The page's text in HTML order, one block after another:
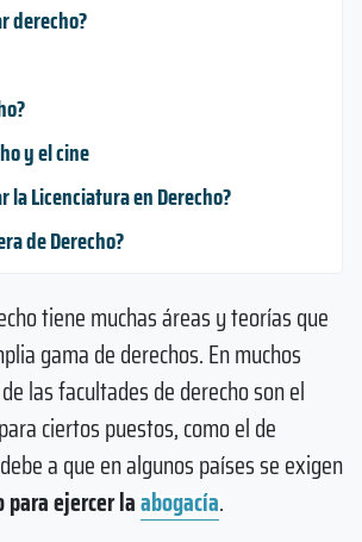
derecho?
y el cine
la Licenciatura en Derecho?
de Derecho?
tiene muchas áreas y teorías que
gama de derechos. En muchos
las facultades de derecho son el
ciertos puestos, como el de
a que en algunos países se exigen
ejercer laabogacía.